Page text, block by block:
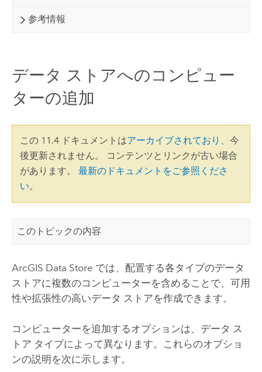
参考情報
データ ストアへのコンピュー
ターの追加
この 11.4 ドキュメントはアーカイブされており 、今
後更新されません。 コンテンツとリンクが古い場合
があります。 最新のドキュメントをご参照くださ
い。
このトピックの内容
ArcGIS Data Store では、配置する各タイプのデータ
ストアに複数のコンピューターを含めることで、可用
性や拡張性の高いデータ ストアを作成できます。
コンピューターを追加するオプションは、データ ス
トア タイプによって異なります。これらのオプショ
ンの説明を次に示します。